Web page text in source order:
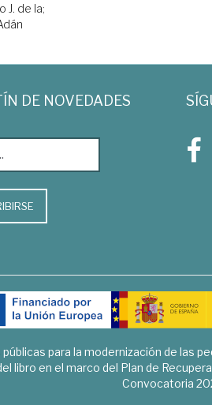
J. de la;
DE NOVEDADES
públicas para la modernización de las
libro en el marco del Plan de
Convocatoria